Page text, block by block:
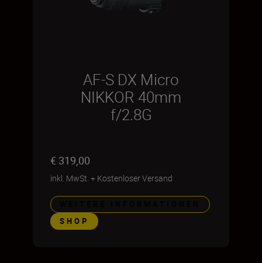
AF-S DX Micro
NIKKOR 40mm
f/2.8G
€ 319,00
inkl. MwSt. + Kostenloser Versand
SHOP